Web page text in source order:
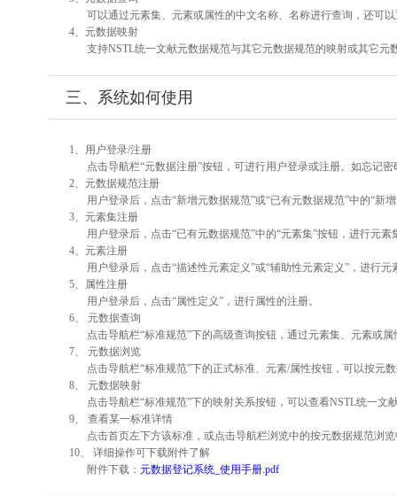
可以通过元素集、元素或属性的中文名称、名称进行查询，还可
4、元数据映射
支持NSTL统一文献元数据规范与其它元数据规范的映射或其它元
三、系统如何使用
1、用户登录/注册
点击导航栏“元数据注册”按钮，可进行用户登录或注册。如忘记
2、元数据规范注册
用户登录后，点击“新增元数据规范”或“已有元数据规范”中的“新
3、元素集注册
用户登录后，点击“已有元数据规范”中的“元素集”按钮，进行元素
4、元素注册
用户登录后，点击“描述性元素定义”或“辅助性元素定义”，进行元
5、属性注册
用户登录后，点击“属性定义”，进行属性的注册。
6、 元数据查询
点击导航栏“标准规范”下的高级查询按钮，通过元素集、元素或
7、 元数据浏览
点击导航栏“标准规范”下的正式标准、元素/属性按钮，可以按元
8、 元数据映射
点击导航栏“标准规范”下的映射关系按钮，可以查看NSTL统一文
9、 查看某一标准详情
点击首页左下方该标准，或点击导航栏浏览中的按元数据规范浏
10、 详细操作可下载附件了解
附件下载： 元数据登记系统_使用手册.pdf